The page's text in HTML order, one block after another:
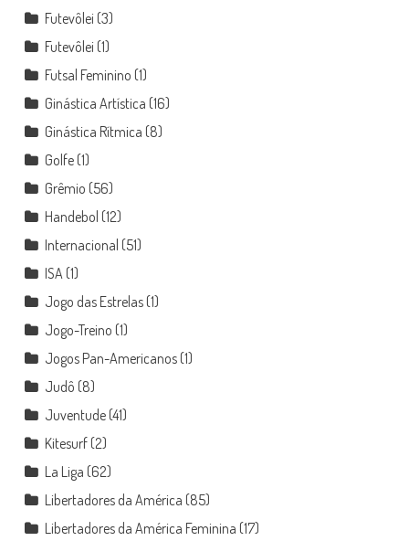
Futevôlei (3)
Futevôlei (1)
Futsal Feminino (1)
Ginástica Artística (16)
Ginástica Rítmica (8)
Golfe(1)
Grêmio (56)
Handebol (12)
Internacional (51)
ISA(1)
Jogo das Estrelas(1)
Jogo-Treino (1)
Jogos Pan-Americanos(1)
Judô (8)
Juventude(41)
Kitesurf(2)
La Liga (62)
Libertadores da América (85)
Libertadores da América Feminina (17)